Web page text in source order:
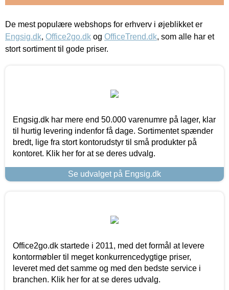
De mest populære webshops for erhverv i øjeblikket er
Engsig.dk, Office2go.dk og OfficeTrend.dk, som alle har et
stort sortiment til gode priser.
Engsig.dk har mere end 50.000 varenumre på lager, klar
til hurtig levering indenfor få dage. Sortimentet spænder
bredt, lige fra stort kontorudstyr til små produkter på
kontoret. Klik her for at se deres udvalg.
Se udvalget på Engsig.dk
Office2go.dk startede i 2011, med det formål at levere
kontormøbler til meget konkurrencedygtige priser,
leveret med det samme og med den bedste service i
branchen. Klik her for at se deres udvalg.